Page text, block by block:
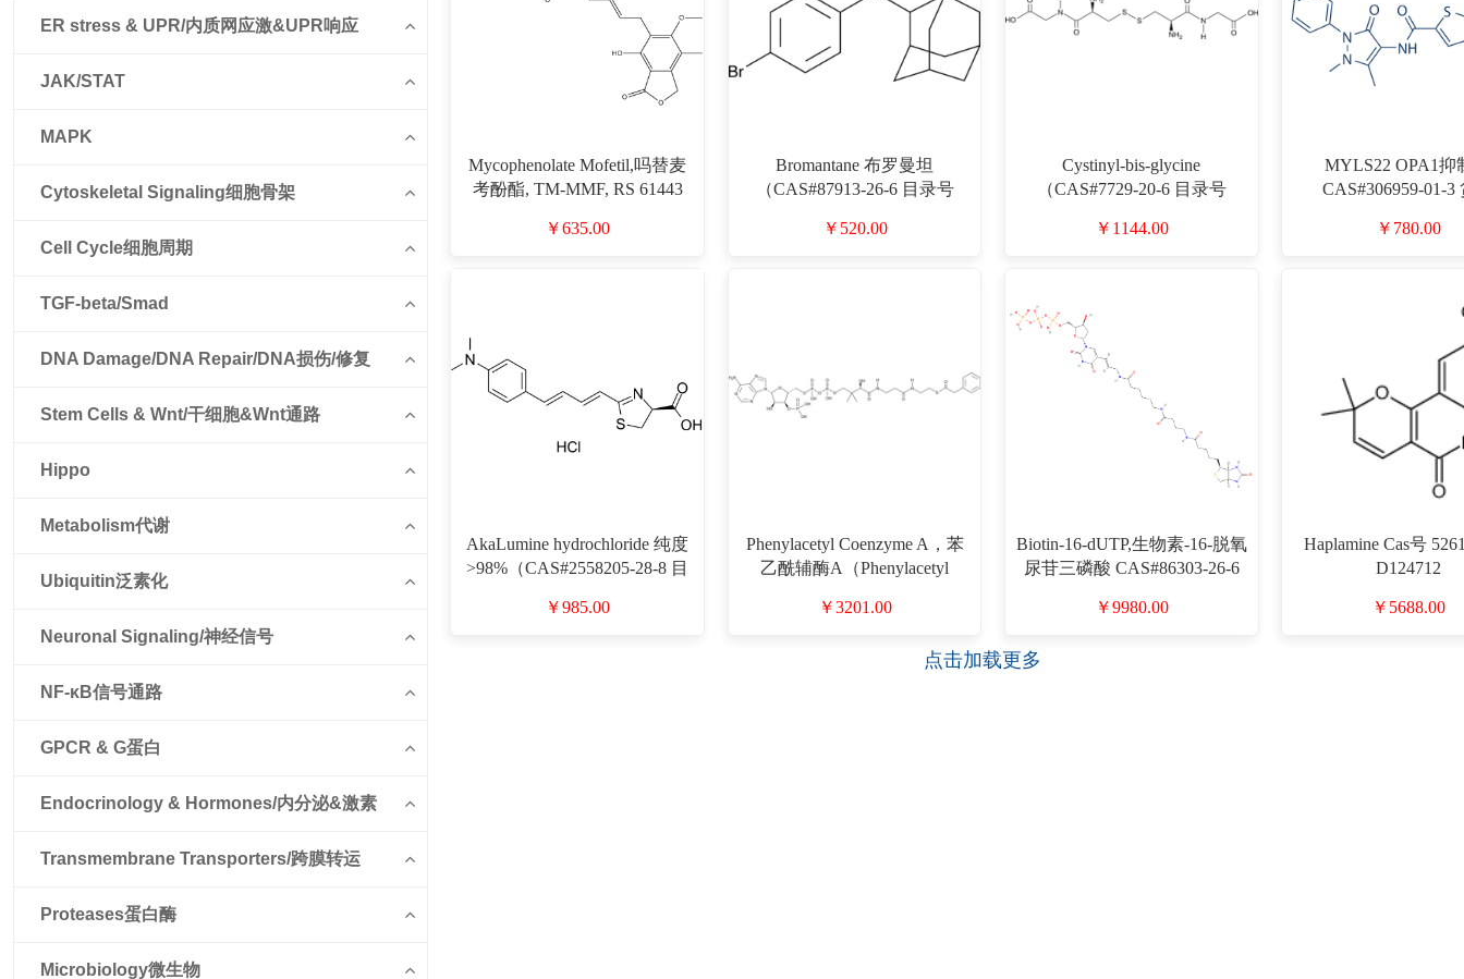
ER stress & UPR/内质网应激&UPR响应
JAK/STAT
MAPK
Cytoskeletal Signaling细胞骨架
Cell Cycle细胞周期
TGF-beta/Smad
DNA Damage/DNA Repair/DNA损伤/修复
Stem Cells & Wnt/干细胞&Wnt通路
Hippo
Metabolism代谢
Ubiquitin泛素化
Neuronal Signaling/神经信号
NF-κB信号通路
GPCR & G蛋白
Endocrinology & Hormones/内分泌&激素
Transmembrane Transporters/跨膜转运
Proteases蛋白酶
Microbiology微生物
Mycophenolate Mofetil,吗替麦
考酚酯, TM-MMF, RS 61443
D913614）
￥635.00
Bromantane 布罗曼坦
（CAS#87913-26-6 目录号
￥520.00
Cystinyl-bis-glycine
（CAS#7729-20-6 目录号
￥1144.00
MYLS22 OPA1抑
CAS#306959-01-3
￥780.00
AkaLumine hydrochloride 纯度
>98%（CAS#2558205-28-8 目
￥985.00
Phenylacetyl Coenzyme A，苯
乙酰辅酶A（Phenylacetyl
号D944626）
￥3201.00
Biotin-16-dUTP,生物素-16-脱氧
尿苷三磷酸 CAS#86303-26-6
￥9980.00
Haplamine Cas号
D124712
￥5688.00
点击加载更多